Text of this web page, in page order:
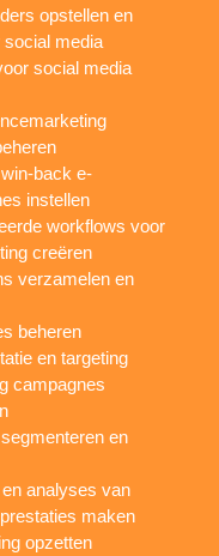
opstellen en
social media
social media
back e-
instellen
workflows voor
creëren
verzamelen en
beheren
en targeting
campagnes
en
analyses van
maken
opzetten